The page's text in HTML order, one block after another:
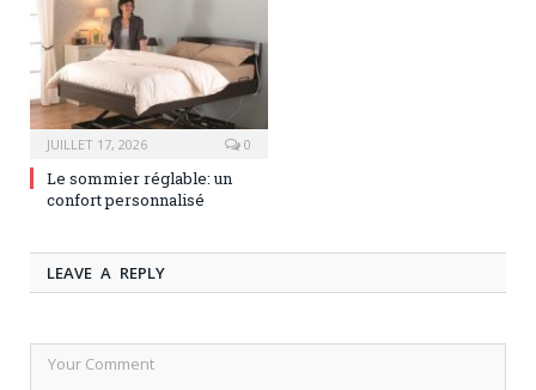
JUILLET 17, 2026 0
Le sommier réglable: un
confort personnalisé
LEAVE A REPLY